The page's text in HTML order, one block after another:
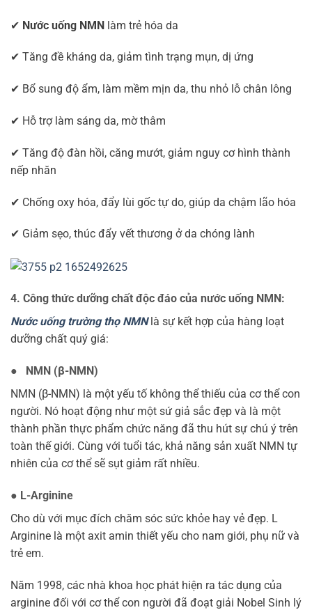
✔ Nước uống NMN làm trẻ hóa da
✔ Tăng đề kháng da, giảm tình trạng mụn, dị ứng
✔ Bổ sung độ ẩm, làm mềm mịn da, thu nhỏ lỗ chân lông
✔ Hỗ trợ làm sáng da, mờ thâm
✔ Tăng độ đàn hồi, căng mướt, giảm nguy cơ hình thành
nếp nhăn
✔ Chống oxy hóa, đẩy lùi gốc tự do, giúp da chậm lão hóa
✔ Giảm sẹo, thúc đẩy vết thương ở da chóng lành
4. Công thức dưỡng chất độc đáo của nước uống NMN:
Nước uống trường thọ NMNlà sự kết hợp của hàng loạt
dưỡng chất quý giá:
● NMN (β-NMN)
NMN (β-NMN) là một yếu tố không thể thiếu của cơ thể con
người. Nó hoạt động như một sứ giả sắc đẹp và là một
thành phần thực phẩm chức năng đã thu hút sự chú ý trên
toàn thế giới. Cùng với tuổi tác, khả năng sản xuất NMN tự
nhiên của cơ thể sẽ sụt giảm rất nhiều.
● L-Arginine
Cho dù với mục đích chăm sóc sức khỏe hay vẻ đẹp. L
Arginine là một axit amin thiết yếu cho nam giới, phụ nữ và
trẻ em.
Năm 1998, các nhà khoa học phát hiện ra tác dụng của
arginine đối với cơ thể con người đã đoạt giải Nobel Sinh lý